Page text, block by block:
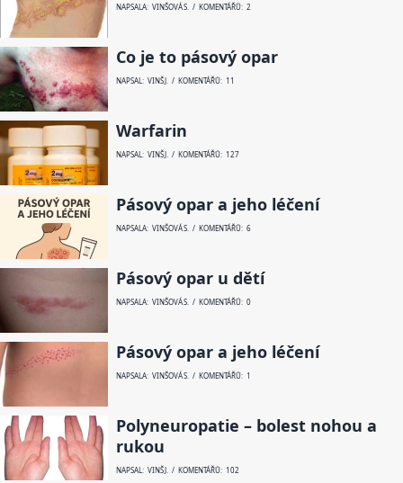
NAPSALA: VINŠOVÁ S. / KOMENTÁŘŮ: 2
Co je to pásový opar
NAPSAL: VINŠ J. / KOMENTÁŘŮ: 11
Warfarin
NAPSAL: VINŠ J. / KOMENTÁŘŮ: 127
Pásový opar a jeho léčení
NAPSALA: VINŠOVÁ S. / KOMENTÁŘŮ: 6
Pásový opar u dětí
NAPSALA: VINŠOVÁ S. / KOMENTÁŘŮ: 0
Pásový opar a jeho léčení
NAPSALA: VINŠOVÁ S. / KOMENTÁŘŮ: 1
Polyneuropatie – bolest nohou a
rukou
NAPSAL: VINŠ J. / KOMENTÁŘŮ: 102